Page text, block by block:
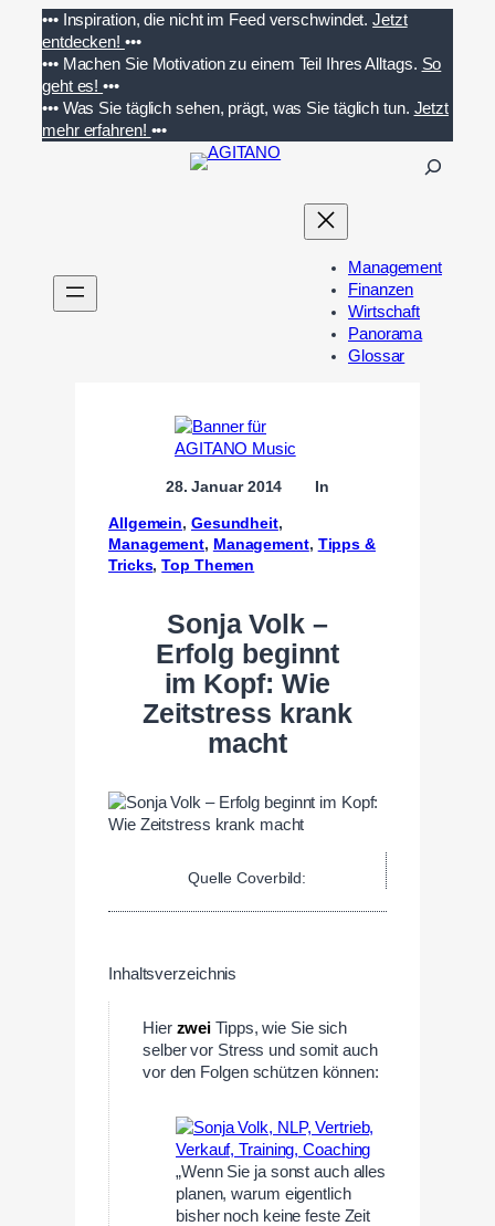
Inhalt
springen
••• Inspiration, die nicht im Feed verschwindet. Jetzt
entdecken! •••
••• Machen Sie Motivation zu einem Teil Ihres Alltags. So
geht es!•••
••• Was Sie täglich sehen, prägt, was Sie täglich tun. Jetzt
mehr erfahren! •••
n
Management
Finanzen
Wirtschaft
Panorama
Glossar
28. Januar 2014 In
Allgemein, Gesundheit
Management, Management, Tipps &
Tricks, Top Themen
Sonja Volk –
Erfolg beginnt
im Kopf: Wie
Zeitstress krank
macht
Quelle Coverbild:
Inhaltsverzeichnis
Hier zwei Tipps, wie Sie sich
selber vor Stress und somit auch
vor den Folgen schützen können:
„Wenn Sie ja sonst auch alles
planen, warum eigentlich
bisher noch keine feste Zeit